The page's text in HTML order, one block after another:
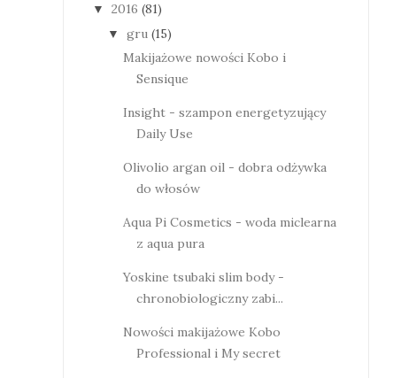
▼ 2016 (81)
▼ gru (15)
Makijażowe nowości Kobo i
Sensique
Insight - szampon energetyzujący
Daily Use
Olivolio argan oil - dobra odżywka
do włosów
Aqua Pi Cosmetics - woda miclearna
z aqua pura
Yoskine tsubaki slim body -
chronobiologiczny zabi...
Nowości makijażowe Kobo
Professional i My secret